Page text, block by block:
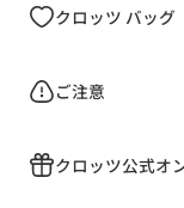
クロッツ バッグ
ご注意
クロッツ公式オ